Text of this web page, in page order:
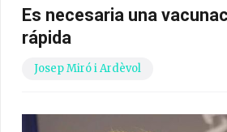
Es necesaria una
rápida
Josep Miró i Ardèvol